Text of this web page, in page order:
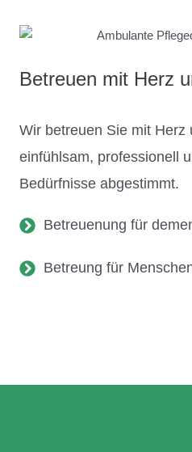
Betreuen mit Herz
Wir betreuen Sie mit Herz
einfühlsam, professionell
Bedürfnisse abgestimmt.
Betreuenung für
Betreung für